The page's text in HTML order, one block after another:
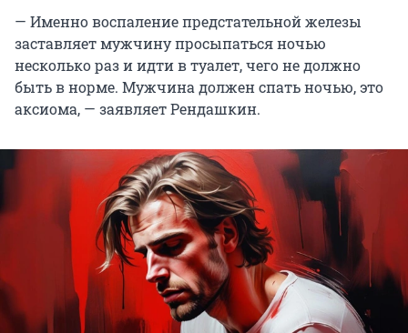
— Именно воспаление предстательной железы
заставляет мужчину просыпаться ночью
несколько раз и идти в туалет, чего не должно
быть в норме. Мужчина должен спать ночью, это
аксиома, — заявляет Рендашкин.